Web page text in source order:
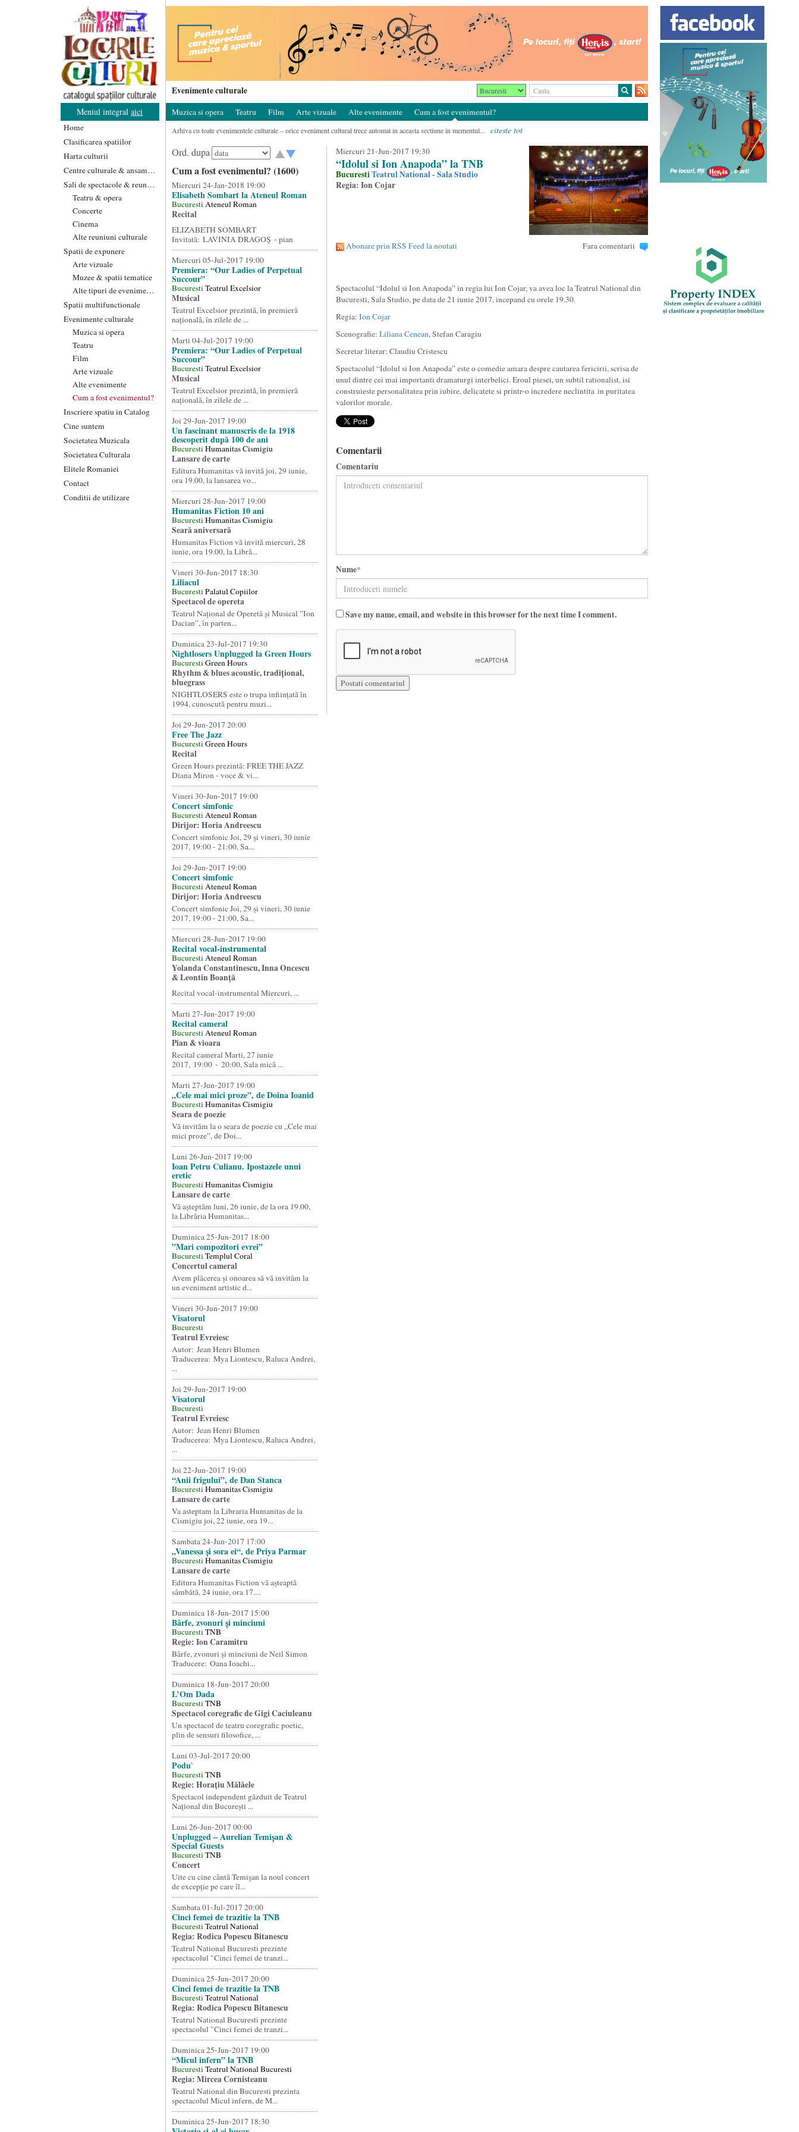
Meniul integralaici
Home
Clasificarea spatiilor
Harta culturii
Centre culturale & ansambluri
Sali de spectacole & reuniuni
Teatru & opera
Concerte
Cinema
Alte reuniuni culturale
Spatii de expunere
Arte vizuale
Muzee & spatii tematice
Alte tipuri de evenimente
Spatii multifunctionale
Evenimente culturale
Muzica si opera
Teatru
Film
Arte vizuale
Alte evenimente
Cum a fost evenimentul?
Inscriere spatiu in Catalog
Cine suntem
Societatea Muzicala
Societatea Culturala
Elitele Romaniei
Contact
Conditii de utilizare
Evenimente culturale
Muzica si opera Teatru Film Arte vizuale Alte evenimente Cum a fost evenimentul?
Arhiva cu toate evenimentele culturale – orice eveniment cultural trece automat in aceasta sectiune in mementul... citeste tot
Ord. dupa
Cum a fost evenimentul? (1600)
Miercuri 24-Jan-2018 19:00
Elisabeth Sombart la Ateneul Roman
BucurestiAteneul Roman
Recital
ELIZABETH SOMBART
Invitată: LAVINIA DRAGOŞ - pian
Miercuri 05-Jul-2017 19:00
Premiera: “Our Ladies of Perpetual
Succour”
BucurestiTeatrul Excelsior
Musical
Teatrul Excelsior prezintă, în premieră
națională, în zilele de ...
Marti 04-Jul-2017 19:00
Premiera: “Our Ladies of Perpetual
Succour”
BucurestiTeatrul Excelsior
Musical
Teatrul Excelsior prezintă, în premieră
națională, în zilele de ...
Joi 29-Jun-2017 19:00
Un fascinant manuscris de la 1918
descoperit după 100 de ani
BucurestiHumanitas Cismigiu
Lansare de carte
Editura Humanitas vă invită joi, 29 iunie,
ora 19.00, la lansarea vo...
Miercuri 28-Jun-2017 19:00
Humanitas Fiction 10 ani
BucurestiHumanitas Cismigiu
Seară aniversară
Humanitas Fiction vă invită miercuri, 28
iunie, ora 19.00, la Libră...
Vineri 30-Jun-2017 18:30
Liliacul
BucurestiPalatul Copiilor
Spectacol de opereta
Teatrul Național de Operetă și Musical ”Ion
Dacian”, în parten...
Duminica 23-Jul-2017 19:30
Nightlosers Unplugged la Green Hours
BucurestiGreen Hours
Rhythm & blues acoustic, tradițional,
bluegrass
NIGHTLOSERS este o trupa inființată în
1994, cunoscută pentru muzi...
Joi 29-Jun-2017 20:00
Free The Jazz
BucurestiGreen Hours
Recital
Green Hours prezintă: FREE THE JAZZ
Diana Miron - voce & vi...
Vineri 30-Jun-2017 19:00
Concert simfonic
BucurestiAteneul Roman
Dirijor: Horia Andreescu
Concert simfonic Joi, 29 și vineri, 30 iunie
2017, 19:00 - 21:00, Sa...
Joi 29-Jun-2017 19:00
Concert simfonic
BucurestiAteneul Roman
Dirijor: Horia Andreescu
Concert simfonic Joi, 29 și vineri, 30 iunie
2017, 19:00 - 21:00, Sa...
Miercuri 28-Jun-2017 19:00
Recital vocal-instrumental
BucurestiAteneul Roman
Yolanda Constantinescu, Inna Oncescu
& Leontin Boanţă
Recital vocal-instrumental Miercuri, ...
Marti 27-Jun-2017 19:00
Recital cameral
BucurestiAteneul Roman
Pian & vioara
Recital cameral Marti, 27 iunie
2017, 19:00 - 20:00, Sala mică ...
Marti 27-Jun-2017 19:00
„Cele mai mici proze”, de Doina Ioanid
BucurestiHumanitas Cismigiu
Seara de poezie
Vă invităm la o seara de poezie cu „Cele mai
mici proze”, de Doi...
Luni 26-Jun-2017 19:00
Ioan Petru Culianu. Ipostazele unui
eretic
BucurestiHumanitas Cismigiu
Lansare de carte
Vă așteptăm luni, 26 iunie, de la ora 19.00,
la Librăria Humanitas...
Duminica 25-Jun-2017 18:00
”Mari compozitori evrei”
BucurestiTemplul Coral
Concertul cameral
Avem plăcerea și onoarea să vă invităm la
un eveniment artistic d...
Vineri 30-Jun-2017 19:00
Visatorul
Bucuresti
Teatrul Evreiesc
Autor: Jean Henri Blumen
Traducerea: Mya Liontescu, Raluca Andrei,
...
Joi 29-Jun-2017 19:00
Visatorul
Bucuresti
Teatrul Evreiesc
Autor: Jean Henri Blumen
Traducerea: Mya Liontescu, Raluca Andrei,
...
Joi 22-Jun-2017 19:00
“Anii frigului”, de Dan Stanca
BucurestiHumanitas Cismigiu
Lansare de carte
Va asteptam la Libraria Humanitas de la
Cismigiu joi, 22 iunie, ora 19...
Sambata 24-Jun-2017 17:00
„Vanessa și sora ei“, de Priya Parmar
BucurestiHumanitas Cismigiu
Lansare de carte
Editura Humanitas Fiction vă așteaptă
sâmbătă, 24 iunie, ora 17....
Duminica 18-Jun-2017 15:00
Bârfe, zvonuri și minciuni
BucurestiTNB
Regie: Ion Caramitru
Bârfe, zvonuri și minciuni de Neil Simon
Traducere: Oana Ioachi...
Duminica 18-Jun-2017 20:00
L’Om Dada
BucurestiTNB
Spectacol coregrafic de Gigi Caciuleanu
Un spectacol de teatru coregrafic poetic,
plin de sensuri filosofice, ...
Luni 03-Jul-2017 20:00
Podu`
BucurestiTNB
Regie: Horaţiu Mălăele
Spectacol independent găzduit de Teatrul
Național din București ...
Luni 26-Jun-2017 00:00
Unplugged – Aurelian Temișan &
Special Guests
BucurestiTNB
Concert
Uite cu cine cântă Temișan la noul concert
de excepție pe care îl...
Sambata 01-Jul-2017 20:00
Cinci femei de trazitie la TNB
BucurestiTeatrul National
Regia: Rodica Popescu Bitanescu
Teatrul National Bucuresti prezinte
spectacolul "Cinci femei de tranzi...
Duminica 25-Jun-2017 20:00
Cinci femei de trazitie la TNB
BucurestiTeatrul National
Regia: Rodica Popescu Bitanescu
Teatrul National Bucuresti prezinte
spectacolul "Cinci femei de tranzi...
Duminica 25-Jun-2017 19:00
“Micul infern” la TNB
BucurestiTeatrul National Bucuresti
Regia: Mircea Cornisteanu
Teatrul National din Bucuresti prezinta
spectacolul Micul infern, de M...
Duminica 25-Jun-2017 18:30
Miercuri 21-Jun-2017 19:30
“Idolul si Ion Anapoda” la TNB
BucurestiTeatrul National - Sala Studio
Regia: Ion Cojar
Abonare prin RSS Feed la noutati Fara comentarii
Spectacolul “Idolul si Ion Anapoda” in regia lui Ion Cojar, va avea loc la Teatrul National din
Bucuresti, Sala Studio, pe data de 21 iunie 2017, incepand cu orele 19.30.
Regia: Ion Cojar
Scenografie: Liliana Cenean, Stefan Caragiu
Secretar literar: Claudiu Cristescu
Spectacolul “Idolul si Ion Anapoda” este o comedie amara despre cautarea fericirii, scrisa de
unul dintre cei mai importanti dramaturgi interbelici. Eroul piesei, un subtil rationalist, isi
construieste personalitatea prin iubire, delicatete si printr-o incredere neclintita in puritatea
valorilor morale.
Comentarii
Comentariu
Nume*
Save my name, email, and website in this browser for the next time I comment.